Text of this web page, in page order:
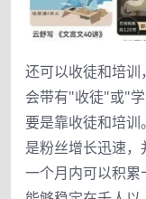
还可以收徒和培
会带有"收徒"或"
要是靠收徒和培
是粉丝增长迅速
一个月内可以积